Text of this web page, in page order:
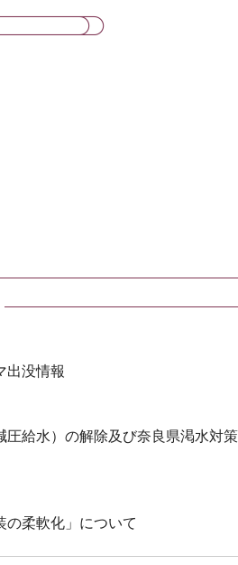
出没情報
圧給水）の解除及び奈良県渇水対
の柔軟化」について